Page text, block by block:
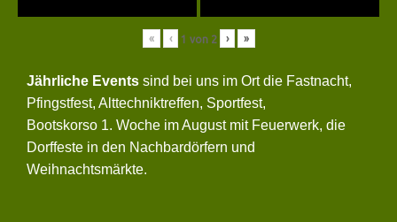
« ‹ 1 von 2 › »
Jährliche Events sind bei uns im Ort die Fastnacht,
Pfingstfest, Alttechniktreffen, Sportfest,
Bootskorso 1. Woche im August mit Feuerwerk, die
Dorffeste in den Nachbardörfern und
Weihnachtsmärkte.